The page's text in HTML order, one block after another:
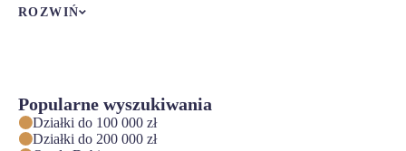
Dużym walorem Słupskiej Oazy 2 jest także otoczenie.
przystanek i apteka. Lokalizacja zapewnia szybki i wygodny
dojazd trasami S3 i S6, znajduje się około 3,3 km od Słupska
oraz około 25 km od Ustki. Strona inwestycji podkreśla również
ROZWIŃ
Popularne wyszukiwania
Działki do 100 000 zł
Działki do 200 000 zł